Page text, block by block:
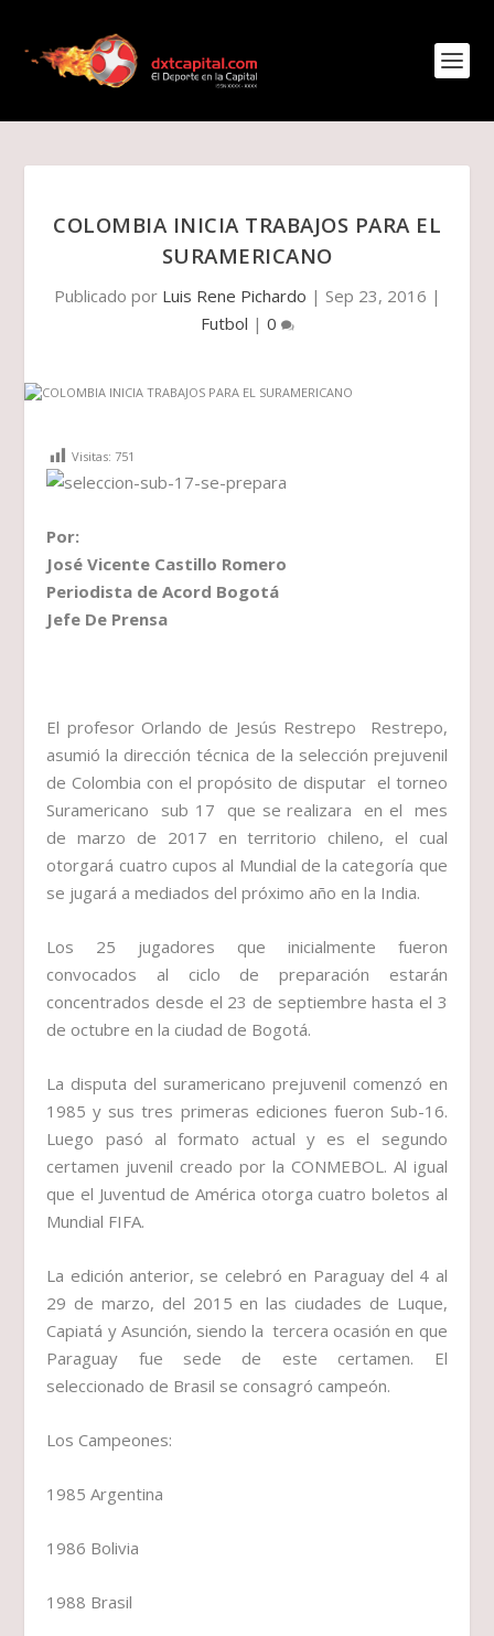
COLOMBIA INICIA TRABAJOS PARA EL
SURAMERICANO
Publicado por Luis Rene Pichardo | Sep 23, 2016 |
Futbol | 0
Visitas: 751
Por:
José Vicente Castillo Romero
Periodista de Acord Bogotá
Jefe De Prensa
El profesor Orlando de Jesús Restrepo Restrepo,
asumió la dirección técnica de la selección prejuvenil
de Colombia con el propósito de disputar el torneo
Suramericano sub 17 que se realizara en el mes
de marzo de 2017 en territorio chileno, el cual
otorgará cuatro cupos al Mundial de la categoría que
se jugará a mediados del próximo año en la India.
Los 25 jugadores que inicialmente fueron
convocados al ciclo de preparación estarán
concentrados desde el 23 de septiembre hasta el 3
de octubre en la ciudad de Bogotá.
La disputa del suramericano prejuvenil comenzó en
1985 y sus tres primeras ediciones fueron Sub-16.
Luego pasó al formato actual y es el segundo
certamen juvenil creado por la CONMEBOL. Al igual
que el Juventud de América otorga cuatro boletos al
Mundial FIFA.
La edición anterior, se celebró en Paraguay del 4 al
29 de marzo, del 2015 en las ciudades de Luque,
Capiatá y Asunción, siendo la tercera ocasión en que
Paraguay fue sede de este certamen. El
seleccionado de Brasil se consagró campeón.
Los Campeones:
1985 Argentina
1986 Bolivia
1988 Brasil